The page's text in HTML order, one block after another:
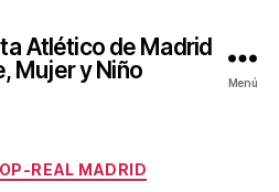
Atlético de Madrid
Mujer y Niño
Menú
Categorías
REAL MADRID